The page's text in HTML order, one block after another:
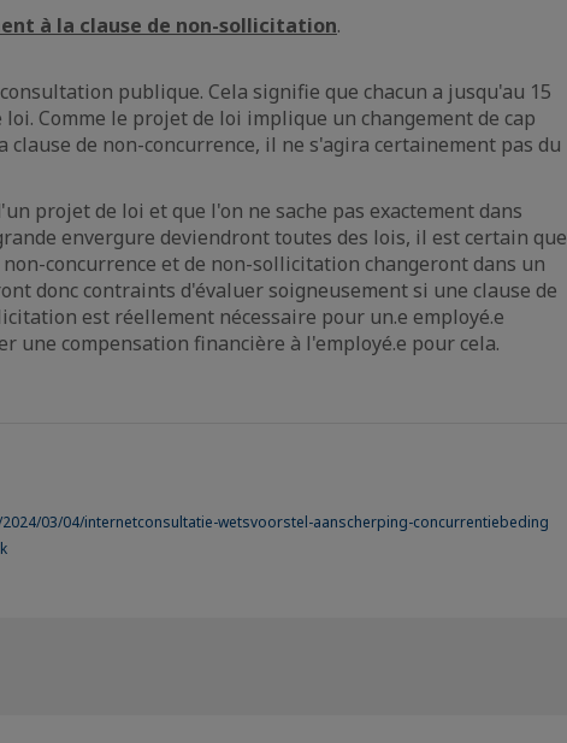
à la clause de non-sollicitation.
publique. Cela signifie que chacun a jusqu'au 15
Comme le projet de loi implique un changement de cap
de non-concurrence, il ne s'agira certainement pas du
projet de loi et que l'on ne sache pas exactement dans
envergure deviendront toutes des lois, il est certain que
concurrence et de non-sollicitation changeront dans un
donc contraints d'évaluer soigneusement si une clause de
est réellement nécessaire pour un.e employé.e
une compensation financière à l'employé.e pour cela.
03/04/internetconsultatie-wetsvoorstel-aanscherping-concurrentiebeding